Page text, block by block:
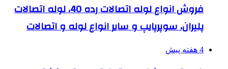
فروش انواع لوله اتصالات رده 40، لوله اتصالات
پلیران، سوپرپایپ و سایر انواع لوله و اتصالات
4 هفته پیش